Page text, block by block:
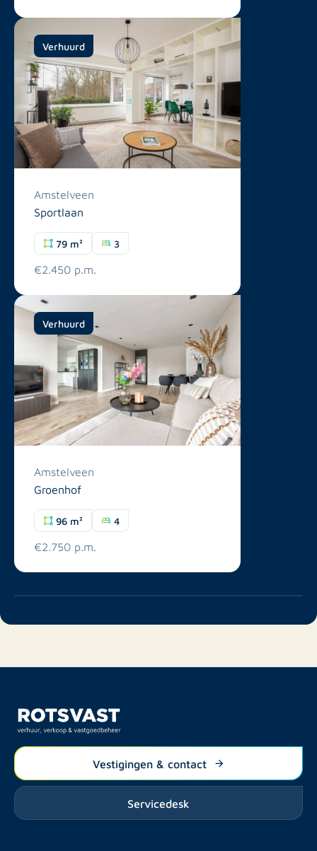
Verhuurd
Amstelveen
Sportlaan
79 m² 3
€2.450 p.m.
Verhuurd
Amstelveen
Groenhof
96 m² 4
€2.750 p.m.
Vestigingen & contact
Servicedesk